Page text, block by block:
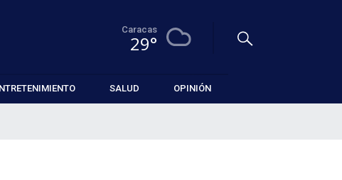
Caracas
29°
SALUD OPINIÓN